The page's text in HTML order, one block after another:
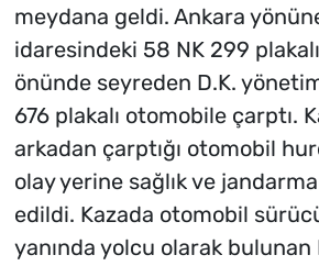
meydana geldi. Ankara
idaresindeki 58 NK 299
önünde seyreden D.K.
676 plakalı otomobile çarptı.
arkadan çarptığı otomobil
olay yerine sağlık ve
edildi. Kazada otomobil
yanında yolcu olarak bulunan